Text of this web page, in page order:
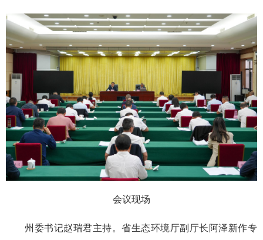
会议现场
州委书记赵瑞君主持。省生态环境厅副厅长阿泽新作专